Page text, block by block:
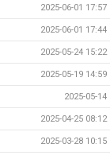
2025-06-01 17:57
2025-06-01 17:44
2025-05-24 15:22
2025-05-19 14:59
2025-05-14
2025-04-25 08:12
2025-03-28 10:15